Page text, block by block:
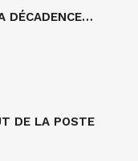
DÉCADENCE…
DE LA POSTE